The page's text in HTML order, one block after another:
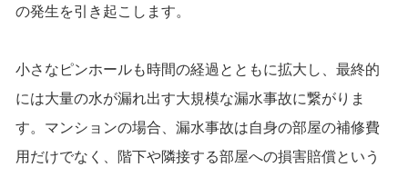
の発生を引き起こします。
小さなピンホールも時間の経過とともに拡大し、最終的
には大量の水が漏れ出す大規模な漏水事故に繋がりま
す。マンションの場合、漏水事故は自身の部屋の補修費
用だけでなく、階下や隣接する部屋への損害賠償という